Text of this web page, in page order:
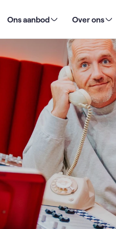
Ons aanbod Over ons
helpen luisteraars tijdens